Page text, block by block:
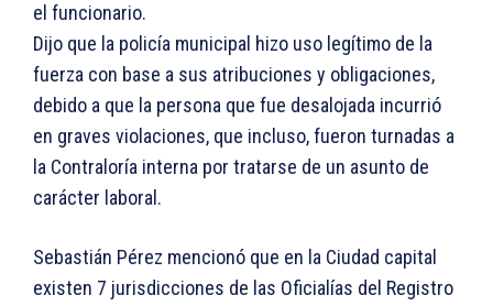
el funcionario.
Dijo que la policía municipal hizo uso legítimo de la
fuerza con base a sus atribuciones y obligaciones,
debido a que la persona que fue desalojada incurrió
en graves violaciones, que incluso, fueron turnadas a
la Contraloría interna por tratarse de un asunto de
carácter laboral.
Sebastián Pérez mencionó que en la Ciudad capital
existen 7 jurisdicciones de las Oficialías del Registro